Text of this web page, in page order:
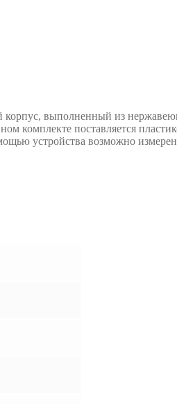
выполненный из
комплекте поставляется
устройства возможно